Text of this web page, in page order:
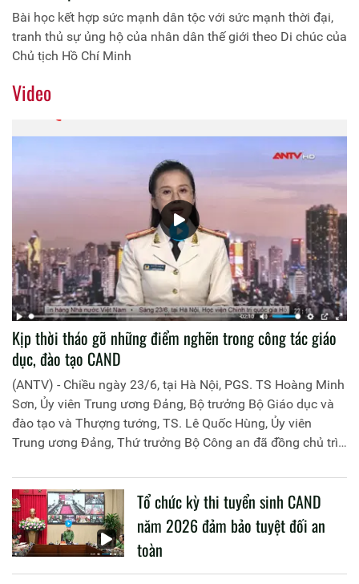
Bài học kết hợp sức mạnh dân tộc với sức mạnh thời đại,
tranh thủ sự ủng hộ của nhân dân thế giới theo Di chúc của
Chủ tịch Hồ Chí Minh
Video
Kịp thời tháo gỡ những điểm nghẽn trong công tác giáo
dục, đào tạo CAND
(ANTV) - Chiều ngày 23/6, tại Hà Nội, PGS. TS Hoàng Minh
Sơn, Ủy viên Trung ương Đảng, Bộ trưởng Bộ Giáo dục và
đào tạo và Thượng tướng, TS. Lê Quốc Hùng, Ủy viên
Trung ương Đảng, Thứ trưởng Bộ Công an đã đồng chủ trì
liên quan đến công tác giáo dục và đào tạo của lực lượng
CAND.
Tổ chức kỳ thi tuyển sinh CAND
năm 2026 đảm bảo tuyệt đối an
toàn